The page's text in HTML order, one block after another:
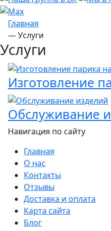
Главная
—Услуги
Услуги
Изготовление
Обслуживание
Навигация по сайту
Главная
О нас
Контакты
Отзывы
Доставка и оплата
Карта сайта
Блог